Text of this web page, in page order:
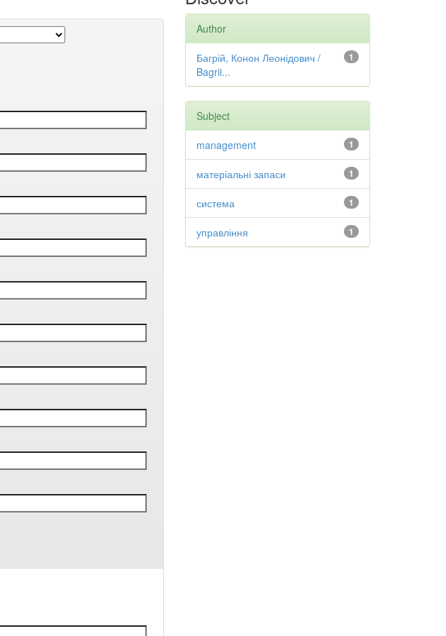
Author
1
Багрій, Конон Леонідович /
Bagrii...
Subject
1
management
1
матеріальні запаси
1
система
1
управління